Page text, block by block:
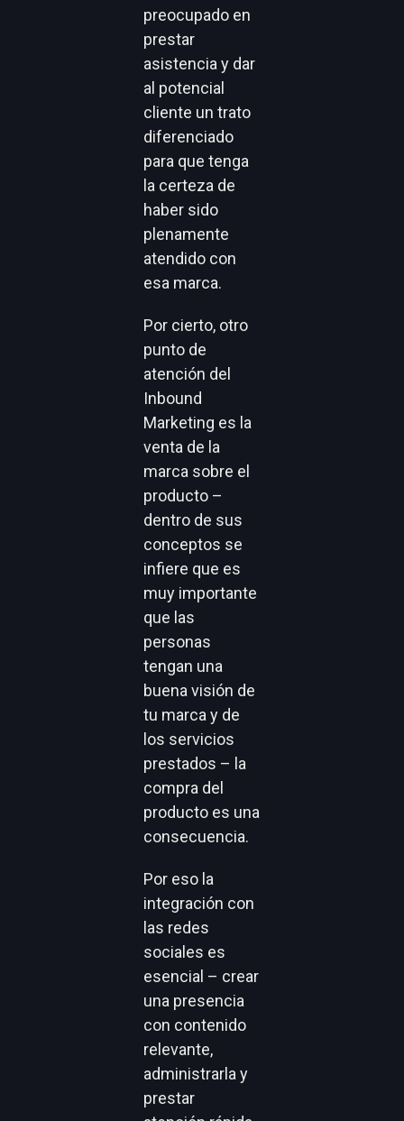
preocupado en
prestar
asistencia y dar
al potencial
cliente un trato
diferenciado
para que tenga
la certeza de
haber sido
plenamente
atendido con
esa marca.
Por cierto, otro
punto de
atención del
Inbound
Marketing es la
venta de la
marca sobre el
producto –
dentro de sus
conceptos se
infiere que es
muy importante
que las
personas
tengan una
buena visión de
tu marca y de
los servicios
prestados – la
compra del
producto es una
consecuencia.
Por eso la
integración con
las redes
sociales es
esencial – crear
una presencia
con contenido
relevante,
administrarla y
prestar